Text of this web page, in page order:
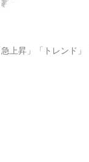
上昇」「トレンド